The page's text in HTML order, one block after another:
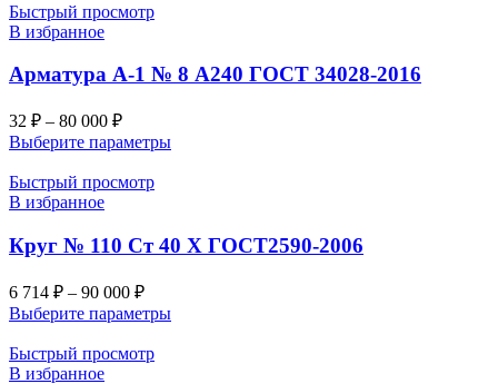
Быстрый просмотр
В избранное
Арматура А-1 № 8 А240 ГОСТ 34028-2016
32 ₽ – 80 000 ₽
Выберите параметры
Быстрый просмотр
В избранное
Круг № 110 Ст 40 Х ГОСТ2590-2006
6 714 ₽ – 90 000 ₽
Выберите параметры
Быстрый просмотр
В избранное